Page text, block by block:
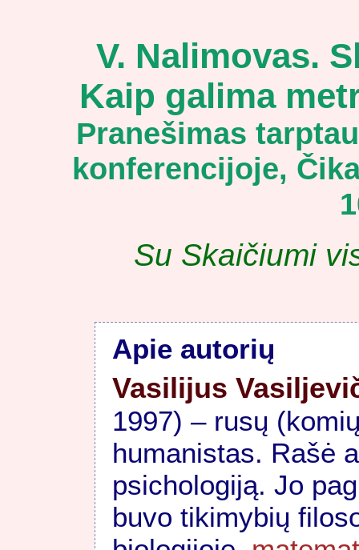
V. Nalimovas.
Kaip galima
Pranešimas
konferencijoje,
Su Skaičiumi
Apie autorių
Vasilijus
1997) – rusų
humanistas. Rašė
psichologiją. Jo
buvo tikimybių